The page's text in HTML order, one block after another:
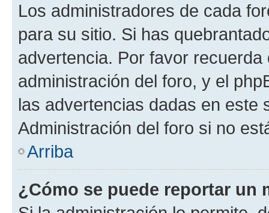
Los administradores de cada
para su sitio. Si has
advertencia. Por favor
administración del foro, y el
las advertencias dadas en este
Administración del foro si no
Arriba
¿Cómo se puede reportar un